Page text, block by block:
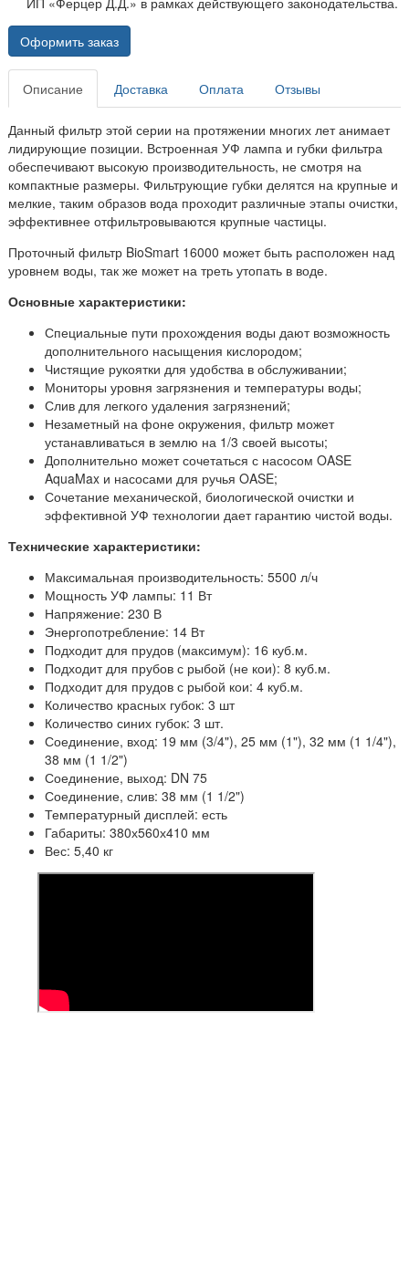
Оформить заказ
Описание Доставка Оплата Отзывы
Данный фильтр этой серии на протяжении многих лет анимает
лидирующие позиции. Встроенная УФ лампа и губки фильтра
обеспечивают высокую производительность, не смотря на
компактные размеры. Фильтрующие губки делятся на крупные и
мелкие, таким образов вода проходит различные этапы очистки,
эффективнее отфильтровываются крупные частицы.
Проточный фильтр BioSmart 16000 может быть расположен над
уровнем воды, так же может на треть утопать в воде.
Основные характеристики:
Специальные пути прохождения воды дают возможность
дополнительного насыщения кислородом;
Чистящие рукоятки для удобства в обслуживании;
Мониторы уровня загрязнения и температуры воды;
Слив для легкого удаления загрязнений;
Незаметный на фоне окружения, фильтр может
устанавливаться в землю на 1/3 своей высоты;
Дополнительно может сочетаться с насосом OASE
AquaMax и насосами для ручья OASE;
Сочетание механической, биологической очистки и
эффективной УФ технологии дает гарантию чистой воды.
Технические характеристики:
Максимальная производительность: 5500 л/ч
Мощность УФ лампы: 11 Вт
Напряжение: 230 В
Энергопотребление: 14 Вт
Подходит для прудов (максимум): 16 куб.м.
Подходит для прубов с рыбой (не кои): 8 куб.м.
Подходит для прудов с рыбой кои: 4 куб.м.
Количество красных губок: 3 шт
Количество синих губок: 3 шт.
Соединение, вход: 19 мм (3/4"), 25 мм (1"), 32 мм (1 1/4"),
38 мм (1 1/2")
Соединение, выход: DN 75
Соединение, слив: 38 мм (1 1/2")
Температурный дисплей: есть
Габариты: 380х560х410 мм
Вес: 5,40 кг